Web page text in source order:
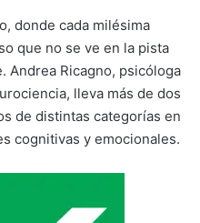
donde cada milésima
que no se ve en la pista
Andrea Ricagno, psicóloga
lleva más de dos
de distintas categorías en
cognitivas y emocionales.